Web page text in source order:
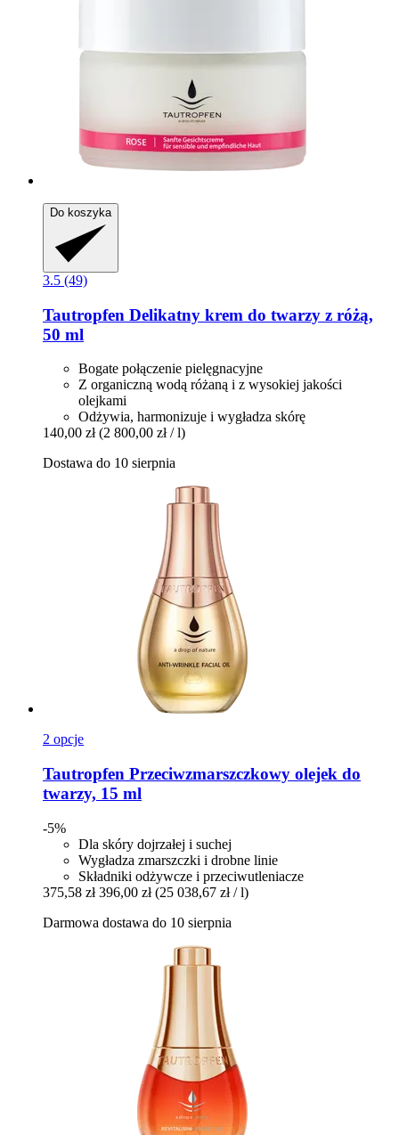
Do koszyka
3.5 (49)
Tautropfen Delikatny krem do twarzy z różą,
50 ml
Bogate połączenie pielęgnacyjne
Z organiczną wodą różaną i z wysokiej jakości
olejkami
Odżywia, harmonizuje i wygładza skórę
140,00 zł (2 800,00 zł / l)
Dostawa do 10 sierpnia
2 opcje
Tautropfen Przeciwzmarszczkowy olejek do
twarzy, 15 ml
-5%
Dla skóry dojrzałej i suchej
Wygładza zmarszczki i drobne linie
Składniki odżywcze i przeciwutleniacze
375,58 zł 396,00 zł (25 038,67 zł / l)
Darmowa dostawa do 10 sierpnia